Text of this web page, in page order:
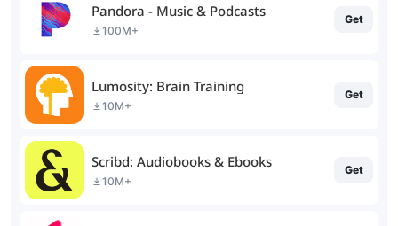
Pandora - Music & Podcasts
100M+
Get
Lumosity: Brain Training
10M+
Get
Scribd: Audiobooks & Ebooks
10M+
Get